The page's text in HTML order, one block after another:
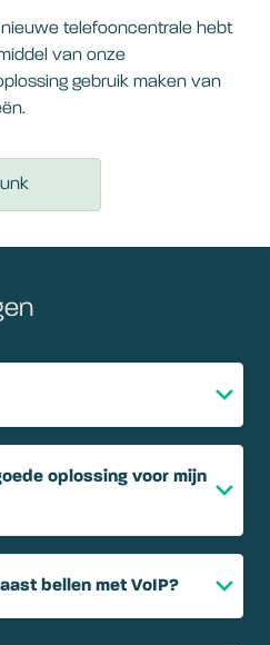
telefooncentrale hebt
van onze
gebruik maken van
oplossing voor mijn
bellen met VoIP?